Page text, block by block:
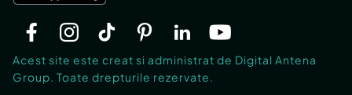
Acest site este creat si administrat de Digital Antena
Group. Toate drepturile rezervate.